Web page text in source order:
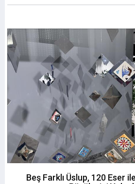
Beş Farklı Üslup, 120 Eser